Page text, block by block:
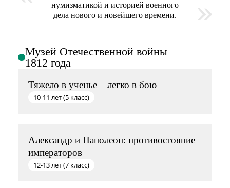
нумизматикой и историей военного
дела нового и новейшего времени.
Музей Отечественной войны
1812 года
Тяжело в ученье – легко в бою
10-11 лет (5 класс)
Александр и Наполеон: противостояние
императоров
12-13 лет (7 класс)